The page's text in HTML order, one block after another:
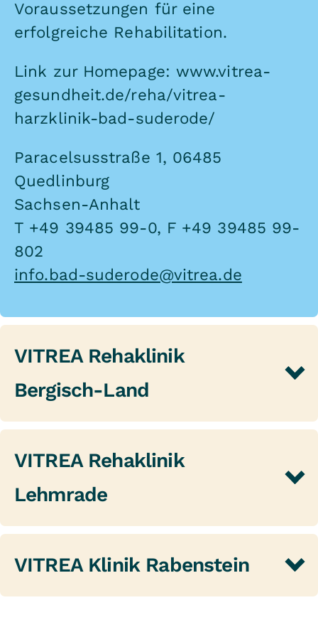
Voraussetzungen für eine
erfolgreiche Rehabilitation.
Link zur Homepage: www.vitrea-
gesundheit.de/reha/vitrea-
harzklinik-bad-suderode/
Paracelsusstraße 1, 06485
Quedlinburg
Sachsen-Anhalt
T +49 39485 99-0, F +49 39485 99-
802
info.bad-suderode@vitrea.de
VITREA Rehaklinik
Bergisch-Land
VITREA Rehaklinik
Lehmrade
VITREA Klinik Rabenstein